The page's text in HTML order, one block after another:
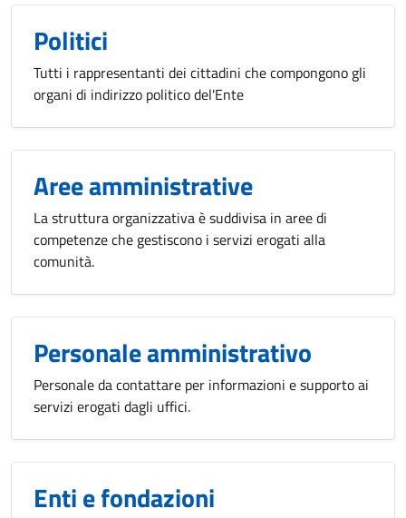
Politici
Tutti i rappresentanti dei cittadini che compongono gli
organi di indirizzo politico del'Ente
Aree amministrative
La struttura organizzativa è suddivisa in aree di
competenze che gestiscono i servizi erogati alla
comunità.
Personale amministrativo
Personale da contattare per informazioni e supporto ai
servizi erogati dagli uffici.
Enti e fondazioni